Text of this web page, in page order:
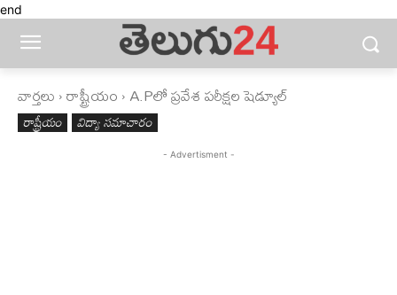
end
వార్తలు రాష్ట్రీయం A.Pలో ప్రవేశ పరీక్షల షెడ్యూల్‌
రాష్ట్రీయం విద్యా సమాచారం
- Advertisment -